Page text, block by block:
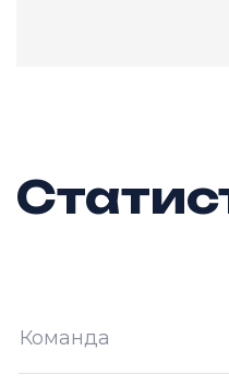
Команда